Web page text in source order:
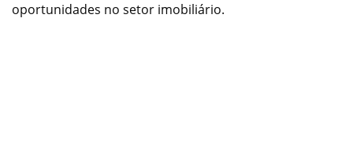
oportunidades no setor imobiliário.